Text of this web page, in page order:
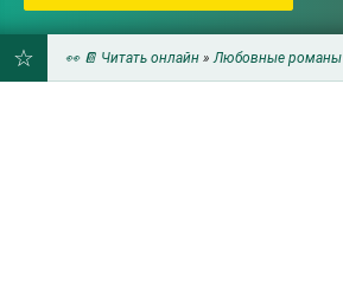
👀 📔 Читать онлайн »Любовные романы